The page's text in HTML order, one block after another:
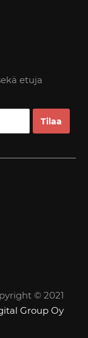
etuja
© 2021
Group Oy